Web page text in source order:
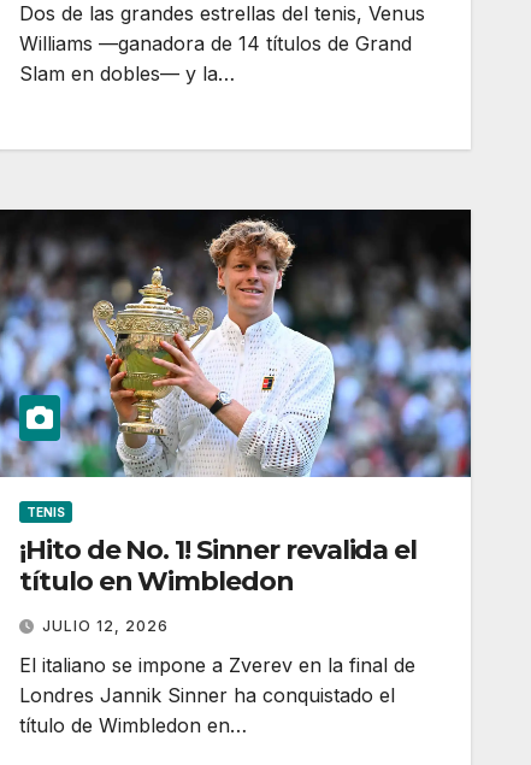
Dos de las grandes estrellas del tenis, Venus
Williams —ganadora de 14 títulos de Grand
Slam en dobles— y la…
TENIS
¡Hito de No. 1! Sinner revalida el
título en Wimbledon
JULIO 12, 2026
El italiano se impone a Zverev en la final de
Londres Jannik Sinner ha conquistado el
título de Wimbledon en…